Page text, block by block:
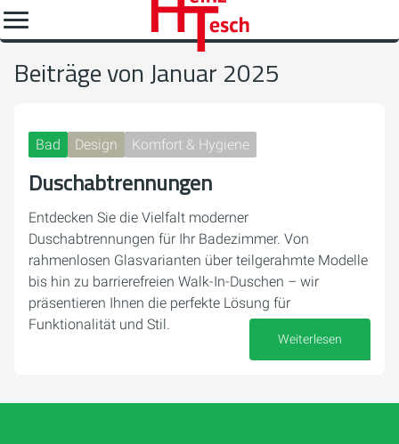
Beiträge von Januar 2025
Bad Design Komfort & Hygiene
Duschabtrennungen
Entdecken Sie die Vielfalt moderner
Duschabtrennungen für Ihr Badezimmer. Von
rahmenlosen Glasvarianten über teilgerahmte Modelle
bis hin zu barrierefreien Walk-In-Duschen – wir
präsentieren Ihnen die perfekte Lösung für
Funktionalität und Stil.
Weiterlesen